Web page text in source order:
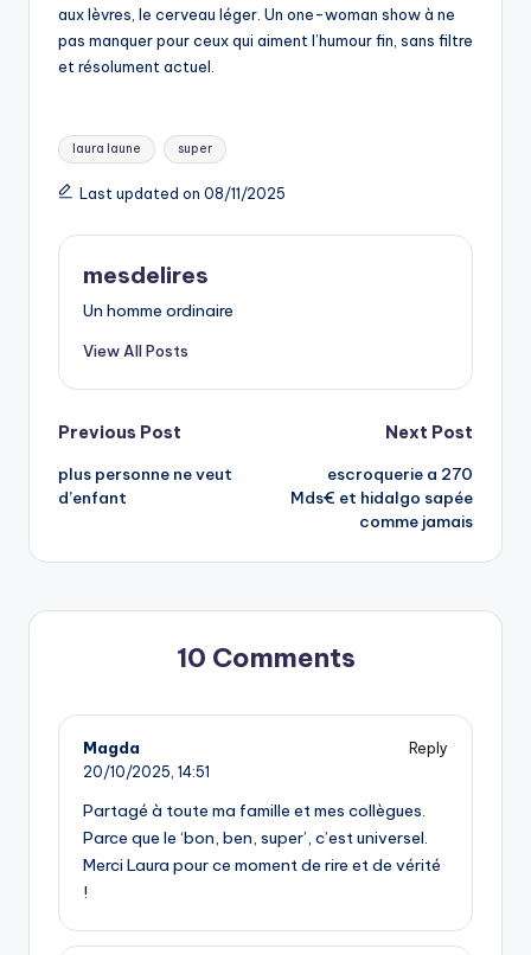
aux lèvres, le cerveau léger. Un one-woman show à ne
pas manquer pour ceux qui aiment l’humour fin, sans filtre
et résolument actuel.
Tags:
laura laune super
Last updated on 08/11/2025
mesdelires
Un homme ordinaire
View All Posts
Post
navigation
Previous Post
plus personne ne veut
d’enfant
Next Post
escroquerie a 270
Mds€ et hidalgo sapée
comme jamais
10 Comments
Magda
Reply
20/10/2025, 14:51
Partagé à toute ma famille et mes collègues.
Parce que le ‘bon, ben, super’, c’est universel.
Merci Laura pour ce moment de rire et de vérité
!